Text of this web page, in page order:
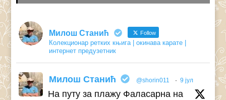
Милош Станић Follow
Колекционар ретких књига | окинава карате |
интернет предузетник
Милош Станић @shorin011 · 9 јул
На путу за плажу Фаласарна на